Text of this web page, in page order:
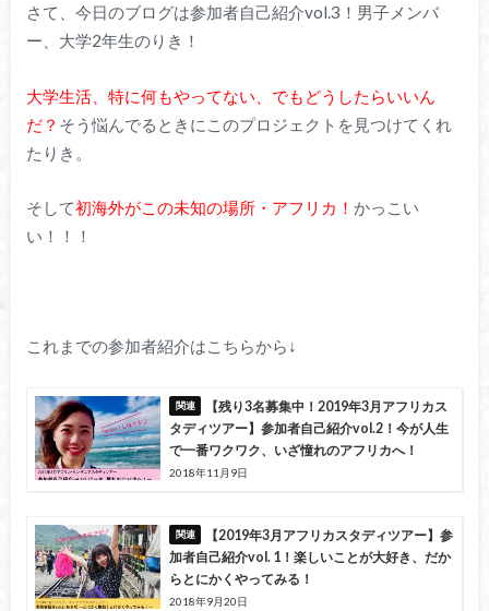
さて、今日のブログは参加者自己紹介vol.3！男子メンバ
ー、大学2年生のりき！
大学生活、特に何もやってない、でもどうしたらいいん
だ？ そう悩んでるときにこのプロジェクトを見つけてくれ
たりき。
そして初海外がこの未知の場所・アフリカ！ かっこい
い！！！
これまでの参加者紹介はこちらから↓
【残り3名募集中！2019年3月アフリカス
タディツアー】参加者自己紹介vol.2！今が人生
で一番ワクワク、いざ憧れのアフリカへ！
2018年11月9日
【2019年3月アフリカスタディツアー】参
加者自己紹介vol. 1！楽しいことが大好き、だか
らとにかくやってみる！
2018年9月20日